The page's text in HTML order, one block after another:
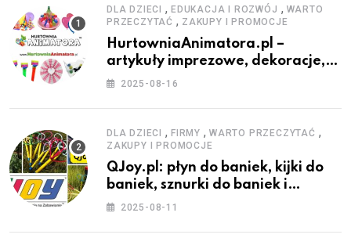
DLA DZIECI , EDUKACJA I ROZWÓJ , WARTO
PRZECZYTAĆ , ZAKUPY I PROMOCJE
HurtowniaAnimatora.pl –
artykuły imprezowe, dekoracje,
stroje i akcesoria dla animatorów
2025-08-16
DLA DZIECI , FIRMY , WARTO PRZECZYTAĆ ,
ZAKUPY I PROMOCJE
QJoy.pl: płyn do baniek, kijki do
baniek, sznurki do baniek i
zestawy do baniek
2025-08-11